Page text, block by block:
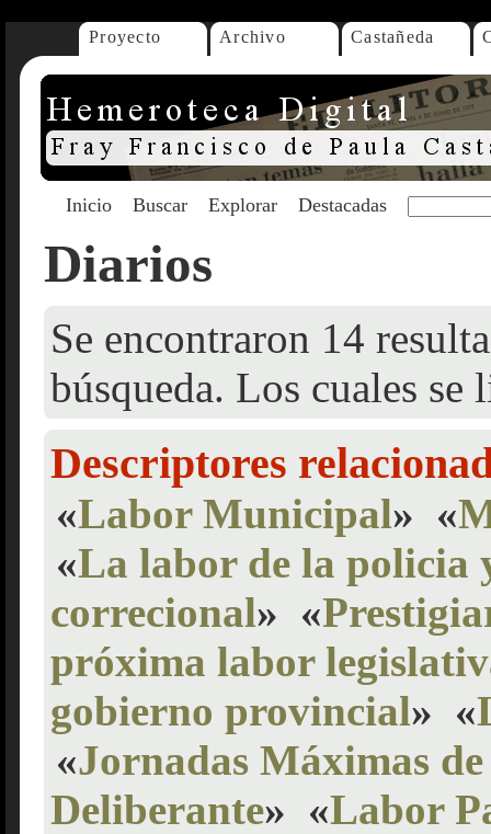
Proyecto Archivo Castañeda
Inicio Buscar Explorar Destacadas
Diarios
Se encontraron 14
búsqueda. Los cuales se
Descriptores
«Labor Municipal» «
«La labor de la policia
correcional» «
próxima labor
gobierno provincial» «
«Jornadas Máximas
Deliberante» «Labor